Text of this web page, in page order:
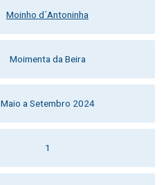
Moinho d´Antoninha
Moimenta da Beira
Maio a Setembro 2024
1